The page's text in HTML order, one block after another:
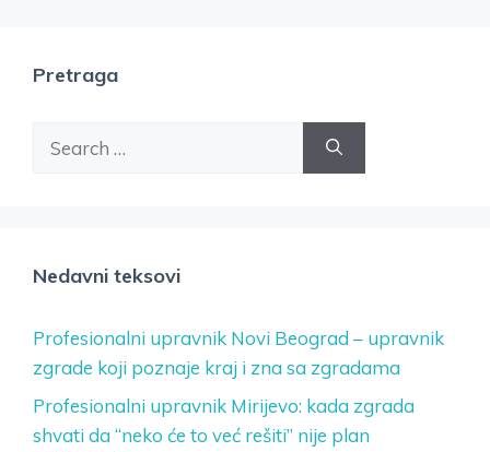
Pretraga
Nedavni teksovi
Profesionalni upravnik Novi Beograd – upravnik
zgrade koji poznaje kraj i zna sa zgradama
Profesionalni upravnik Mirijevo: kada zgrada
shvati da “neko će to već rešiti” nije plan